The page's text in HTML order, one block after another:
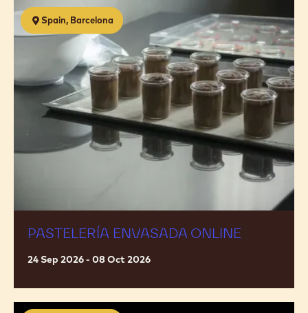
Spain, Barcelona
PASTELERÍA ENVASADA ONLINE
24 Sep 2026 - 08 Oct 2026
Pastelería
envasada
ONLINE